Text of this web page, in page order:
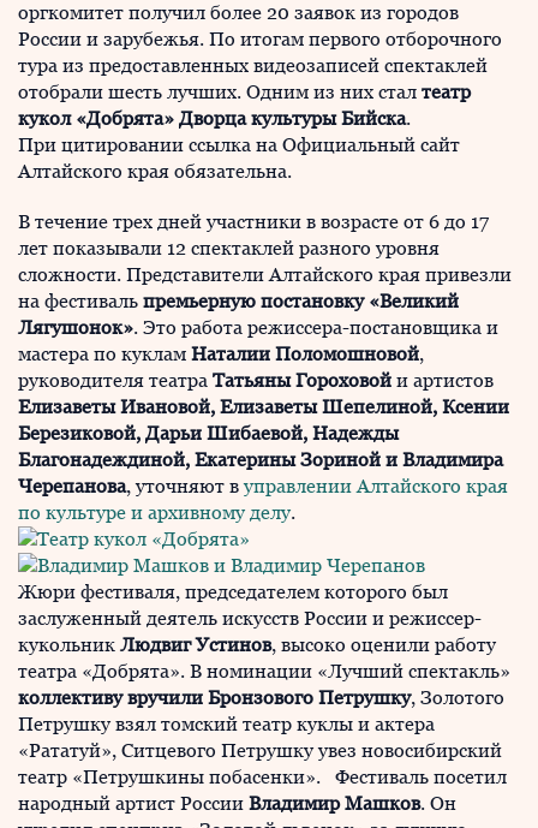
оргкомитет получил более 20 заявок из городов
России и зарубежья. По итогам первого отборочного
тура из предоставленных видеозаписей спектаклей
отобрали шесть лучших. Одним из них стал театр
кукол «Добрята» Дворца культуры Бийска.
При цитировании ссылка на Официальный сайт
Алтайского края обязательна.
В течение трех дней участники в возрасте от 6 до 17
лет показывали 12 спектаклей разного уровня
сложности. Представители Алтайского края привезли
на фестиваль премьерную постановку «Великий
Лягушонок». Это работа режиссера-постановщика и
мастера по куклам Наталии Поломошновой,
руководителя театра Татьяны Гороховой и артистов
Елизаветы Ивановой, Елизаветы Шепелиной, Ксении
Березиковой, Дарьи Шибаевой, Надежды
Благонадеждиной, Екатерины Зориной и Владимира
Черепанова, уточняют вуправлении Алтайского края
по культуре и архивному делу.
Жюри фестиваля, председателем которого был
заслуженный деятель искусств России и режиссер-
кукольник Людвиг Устинов, высоко оценили работу
театра «Добрята». В номинации «Лучший спектакль»
коллективу вручили Бронзового Петрушку, Золотого
Петрушку взял томский театр куклы и актера
«Рататуй», Ситцевого Петрушку увез новосибирский
театр «Петрушкины побасенки». Фестиваль посетил
народный артист России Владимир Машков. Он